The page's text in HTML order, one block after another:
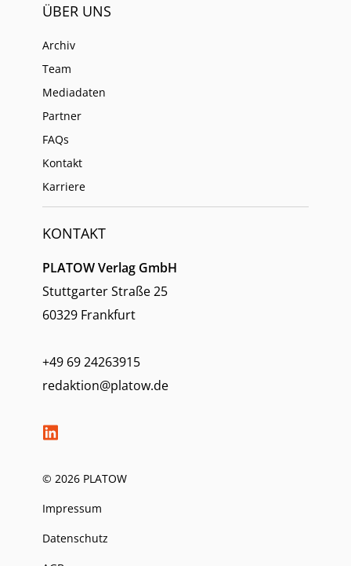
ÜBER UNS
Archiv
Team
Mediadaten
Partner
FAQs
Kontakt
Karriere
KONTAKT
PLATOW Verlag GmbH
Stuttgarter Straße 25
60329 Frankfurt
+49 69 24263915
redaktion@platow.de
© 2026 PLATOW
Impressum
Datenschutz